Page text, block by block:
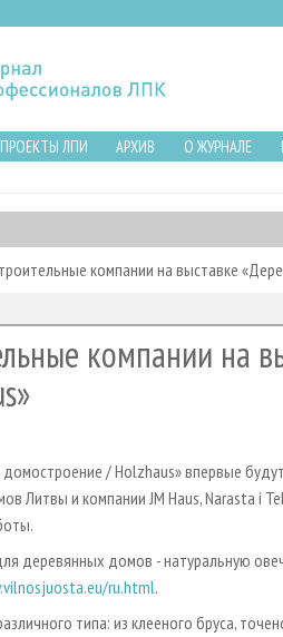
ПРОЕКТЫ ЛПИ АРХИВ О ЖУРНАЛЕ
компании на выставке
компании на
/ Holzhaus» впервые
Литвы и компании JM Haus, Narasta i
деревянных домов - натуральную
ru.html.
типа: из клееного бруса,